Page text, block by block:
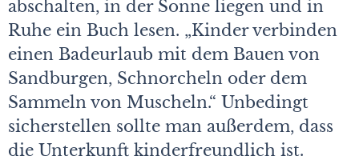
abschalten, in der Sonne liegen und in
Ruhe ein Buch lesen. „Kinder verbinden
einen Badeurlaub mit dem Bauen von
Sandburgen, Schnorcheln oder dem
Sammeln von Muscheln.“ Unbedingt
sicherstellen sollte man außerdem, dass
die Unterkunft kinderfreundlich ist.